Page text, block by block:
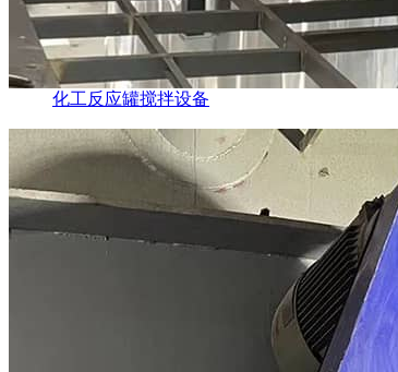
化工反应罐搅拌设备